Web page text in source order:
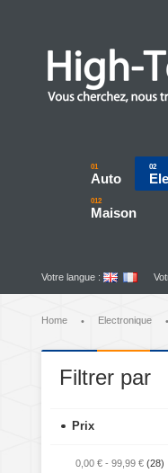
01
Auto
02
012
Maison
Votre langue :
Home • Electronique •
Filtrer par
Prix
0,00 € - 99,99 € (28)